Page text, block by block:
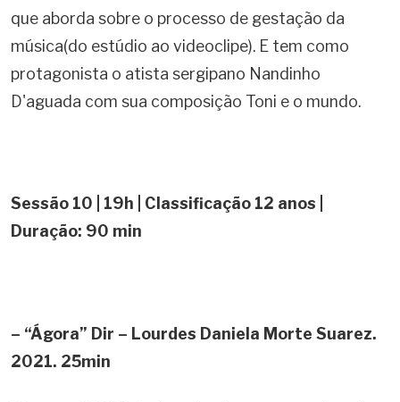
que aborda sobre o processo de gestação da
música(do estúdio ao videoclipe). E tem como
protagonista o atista sergipano Nandinho
D'aguada com sua composição Toni e o mundo.
Sessão 10 | 19h |
Classificação 12 anos |
Duração: 90 min
– “Ágora” Dir – Lourdes Daniela Morte Suarez.
2021. 25min